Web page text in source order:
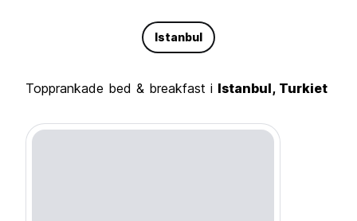
Istanbul
Topprankade bed & breakfast i Istanbul, Turkiet